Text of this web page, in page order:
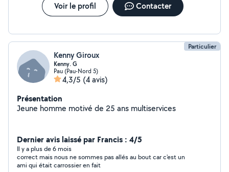
Voir le profil Contacter
Particulier
Kenny Giroux
Kenny. G
Pau (Pau-Nord 5)
4,3/5 (4 avis)
Présentation
Jeune homme motivé de 25 ans multiservices
Dernier avis laissé par Francis : 4/5
Il y a plus de 6 mois
correct mais nous ne sommes pas allés au bout car c'est un
ami qui était carrossier en fait